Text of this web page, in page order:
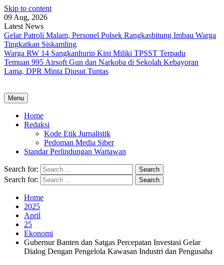
Skip to content
09 Aug, 2026
Latest News
Gelar Patroli Malam, Personel Polsek Rangkasbitung Imbau Warga
Tingkatkan Siskamling
Warga RW 14 Sangkanhurip Kini Miliki TPSST Terpadu
Temuan 995 Airsoft Gun dan Narkoba di Sekolah Kebayoran
Lama, DPR Minta Diusut Tuntas
Menu
Home
Redaksi
Kode Etik Jurnalistik
Pedoman Media Siber
Standar Perlindungan Wartawan
Search for:
Search for:
Home
2025
April
25
Ekonomi
Gubernur Banten dan Satgas Percepatan Investasi Gelar
Dialog Dengan Pengelola Kawasan Industri dan Pengusaha